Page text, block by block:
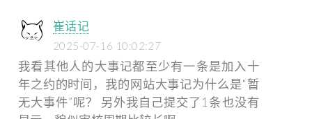
崔话记
2025-07-16 10:02:27
我看其他人的大事记都至少有一条是加入十
年之约的时间，我的网站大事记为什么是“暂
无大事件”呢？ 另外我自己提交了1条也没有